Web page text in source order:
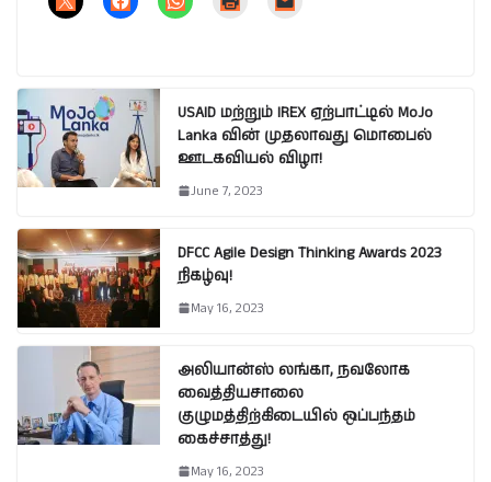
USAID மற்றும் IREX ஏற்பாட்டில் MoJo
Lanka வின் முதலாவது மொபைல்
ஊடகவியல் விழா!
June 7, 2023
DFCC Agile Design Thinking Awards 2023
நிகழ்வு!
May 16, 2023
அலியான்ஸ் லங்கா, நவலோக
வைத்தியசாலை
குழுமத்திற்கிடையில் ஒப்பந்தம்
கைச்சாத்து!
May 16, 2023